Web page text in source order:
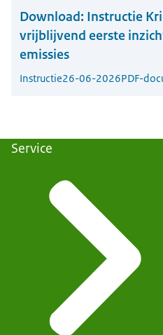
Download: Instructie
vrijblijvend eerste
emissies
Instructie26-06-2026PDF-
Service